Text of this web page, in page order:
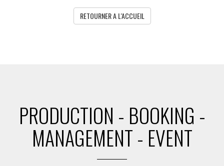
RETOURNER A L'ACCUEIL
PRODUCTION - BOOKING -
MANAGEMENT - EVENT